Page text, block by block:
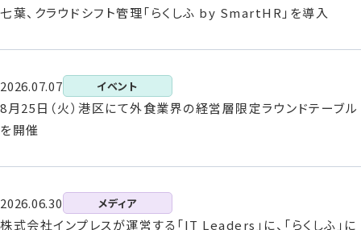
お問い合わせ
七葉、クラウドシフト管理「らくしふ by SmartHR」を導入
2026.07.07 イベント
8月25日（火）港区にて外食業界の経営層限定ラウンドテーブル
を開催
2026.06.30 メディア
株式会社インプレスが運営する「IT Leaders」に、「らくしふ」に